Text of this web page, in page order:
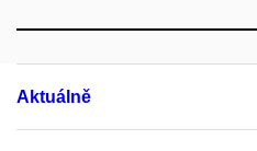
Aktuálně